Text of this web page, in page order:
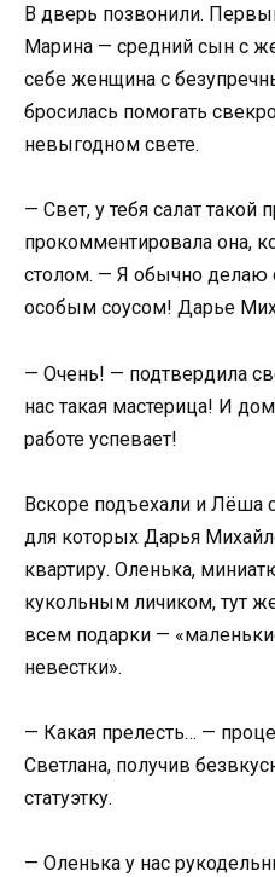
В дверь позвонили.
Марина — средний сын с
себе женщина с
бросилась помогать
невыгодном свете.
— Свет, у тебя салат такой
прокомментировала она,
столом. — Я обычно делаю
особым соусом! Дарье
— Очень! — подтвердила
нас такая мастерица! И
работе успевает!
Вскоре подъехали и Лёша
для которых Дарья
квартиру. Оленька,
кукольным личиком, тут
всем подарки —
невестки».
— Какая прелесть… —
Светлана, получив
статуэтку.
— Оленька у нас